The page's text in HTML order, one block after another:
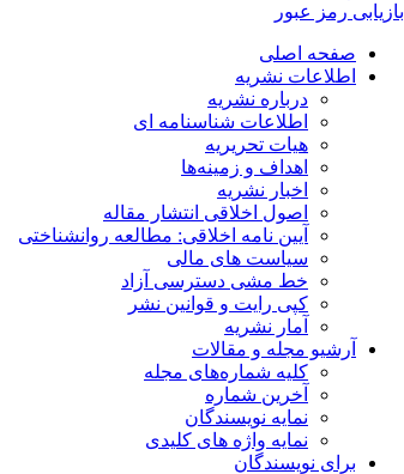
بازیابی رمز عبور
صفحه اصلی
اطلاعات نشریه
درباره نشریه
اطلاعات شناسنامه ای
هیات تحریریه
اهداف و زمینه‌ها
اخبار نشریه
اصول اخلاقی انتشار مقاله
آیین نامه اخلاقی: مطالعه روانشناختی
سیاست های مالی
خط مشی دسترسی آزاد
کپی رایت و قوانین نشر
آمار نشریه
آرشیو مجله و مقالات
کلیه شماره‌های مجله
آخرین شماره
نمایه نویسندگان
نمایه واژه های کلیدی
برای نویسندگان